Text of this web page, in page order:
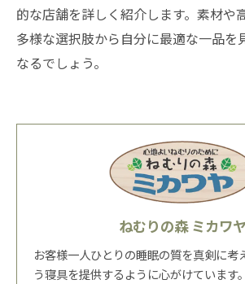
的な店舗を詳しく紹介します。素材や
多様な選択肢から自分に最適な一品を
なるでしょう。
ねむりの森 ミカワヤ
お客様一人ひとりの睡眠の質を真剣に考
う寝具を提供するように心がけています